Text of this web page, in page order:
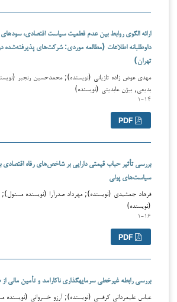
ارائه الگوی روابط بین عدم قطعیت سیاست اقتصادی،
داوطلبانه اطلاعات (مطالعه موردی: شرکت‌های پذیرفته‌شده در
تهران)
مهدی عوض زاده تازیانی (نویسنده); محمدحسین رنجبر
بدیعی, بیژن عابدینی (نویسنده)
۱-۱۴
بررسی تأثیر حباب قیمتی دارایی بر شاخص‌های رفاه اقتصادی
سیاست‌های پولی
فرهاد جمشیدی (نویسنده); مهرداد صدرآرا (نویسنده مسئول);
(نویسنده)
۱-۱۶
بررسی رابطه غیرخطی سرمایه‎گذاری ناکارامد و تأمین مالی از طریق بدهی و وام
عباس علیمردانی کرفسی (نویسنده); آرزو خسروانی (نویسنده